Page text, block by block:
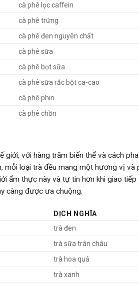
cà phê lọc caffein
cà phê trứng
cà phê đen nguyên chất
cà phê sữa
cà phê bọt sữa
cà phê sữa rắc bột ca-cao
cà phê phin
cà phê chồn
với hàng trăm biến thể và cách
mỗi loại trà đều mang một hương vị và
ẩm thực này và tự tin hơn khi giao
càng được ưa chuộng.
DỊCH NGHĨA
trà đen
trà sữa trân châu
trà hoa quả
trà xanh